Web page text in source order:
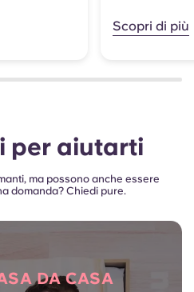
Scopri di più
per aiutarti
ma possono anche essere
domanda? Chiedi pure.
DA CASA